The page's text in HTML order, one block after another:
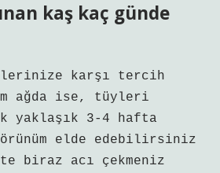
kaş kaç günde
karşı tercih
ağda ise, tüyleri
yaklaşık 3-4 hafta
elde edebilirsiniz
biraz acı çekmeniz